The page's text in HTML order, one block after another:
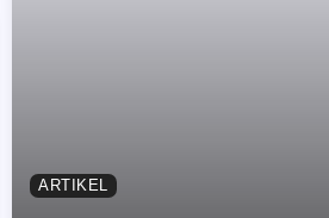
ARTIKEL